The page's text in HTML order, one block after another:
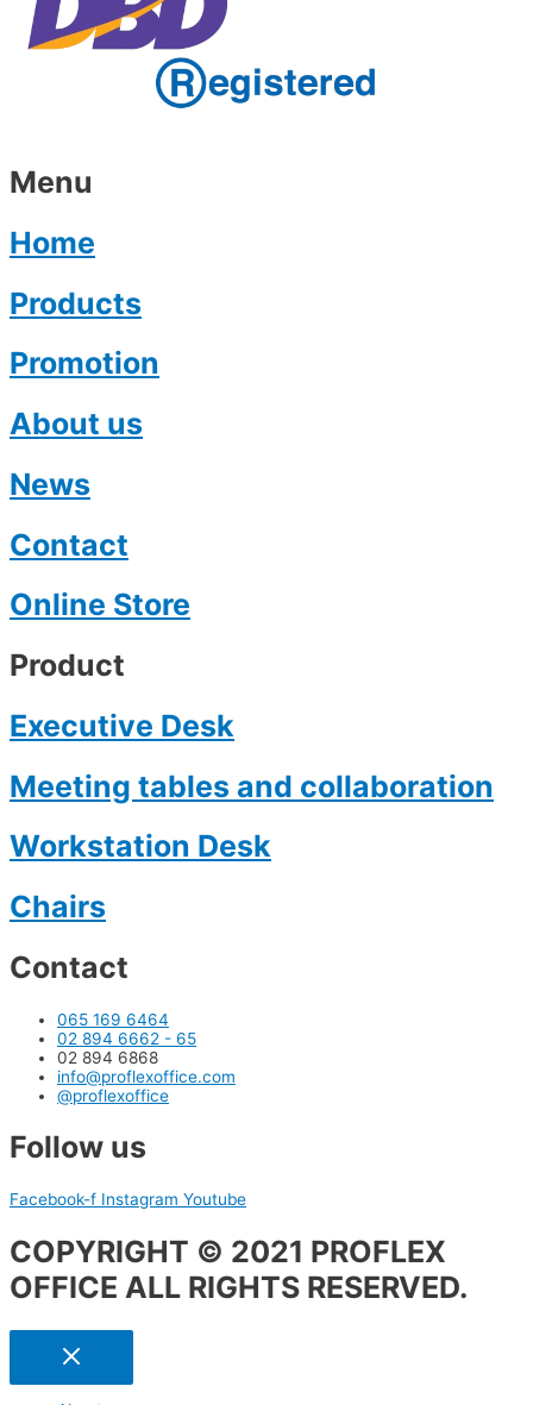
Menu
Home
Products
Promotion
About us
News
Contact
Online Store
Product
Executive Desk
Meeting tables and collaboration
Workstation Desk
Chairs
Contact
065 169 6464
02 894 6662 - 65
02 894 6868
info@proflexoffice.com
@proflexoffice
Follow us
Facebook-f Instagram Youtube
COPYRIGHT © 2021 PROFLEX
OFFICE ALL RIGHTS RESERVED.